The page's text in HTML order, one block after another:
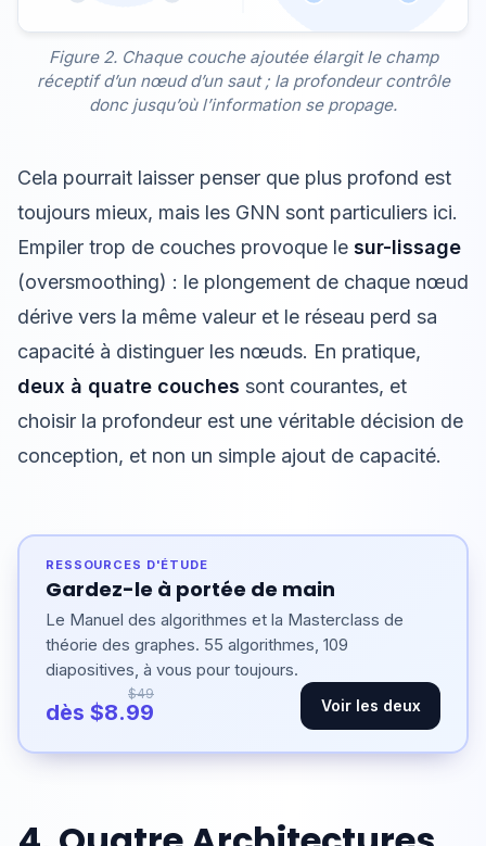
Figure 2. Chaque couche ajoutée élargit le champ
réceptif d’un nœud d’un saut ; la profondeur contrôle
donc jusqu’où l’information se propage.
Cela pourrait laisser penser que plus profond est
toujours mieux, mais les GNN sont particuliers ici.
Empiler trop de couches provoque le sur-lissage
(oversmoothing) : le plongement de chaque nœud
dérive vers la même valeur et le réseau perd sa
capacité à distinguer les nœuds. En pratique,
deux à quatre couches sont courantes, et
choisir la profondeur est une véritable décision de
conception, et non un simple ajout de capacité.
RESSOURCES D'ÉTUDE
Gardez-le à portée de main
Le Manuel des algorithmes et la Masterclass de
théorie des graphes. 55 algorithmes, 109
diapositives, à vous pour toujours.
$49
dès $8.99 Voir les deux